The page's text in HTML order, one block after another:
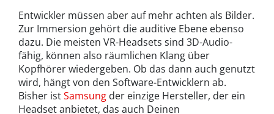
Entwickler müssen aber auf mehr achten als Bilder.
Zur Immersion gehört die auditive Ebene ebenso
dazu. Die meisten VR-Headsets sind 3D-Audio-
fähig, können also räumlichen Klang über
Kopfhörer wiedergeben. Ob das dann auch genutzt
wird, hängt von den Software-Entwicklern ab.
Bisher istSamsung der einzige Hersteller, der ein
Headset anbietet, das auch Deinen